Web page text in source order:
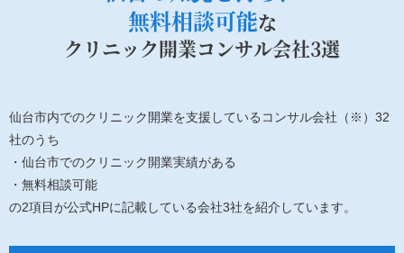
無料相談可能な
クリニック開業コンサル会社3選
仙台市内でのクリニック開業を支援しているコンサル会社（※）32
社のうち
・仙台市でのクリニック開業実績がある
・無料相談可能
の2項目が公式HPに記載している会社3社を紹介しています。